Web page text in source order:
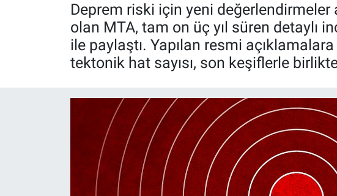
Deprem riski için yeni değerlendirmeler
olan MTA, tam on üç yıl süren detaylı
ile paylaştı. Yapılan resmi
tektonik hat sayısı, son keşiflerle
Tüm Manşetler
Son Dakika Haberleri